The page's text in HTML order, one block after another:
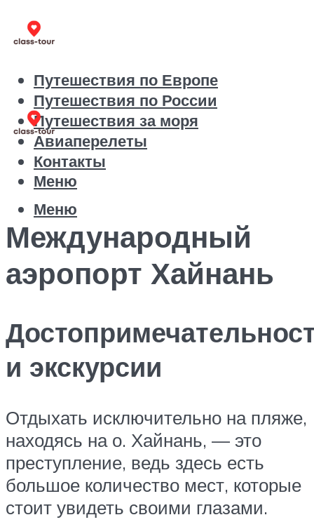
Путешествия по Европе
Путешествия по России
Путешествия за моря
Авиаперелеты
Контакты
Меню
Меню
Международный
аэропорт Хайнань
и экскурсии
Отдыхать исключительно на пляже,
находясь на о. Хайнань, — это
преступление, ведь здесь есть
большое количество мест, которые
стоит увидеть своими глазами.